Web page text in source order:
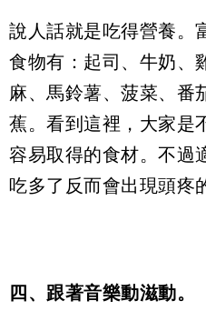
說人話就是吃得營養。
食物有：起司、牛奶、
麻、馬鈴薯、菠菜、番
蕉。看到這裡，大家是
容易取得的食材。不過
吃多了反而會出現頭疼
四、跟著音樂動滋動。